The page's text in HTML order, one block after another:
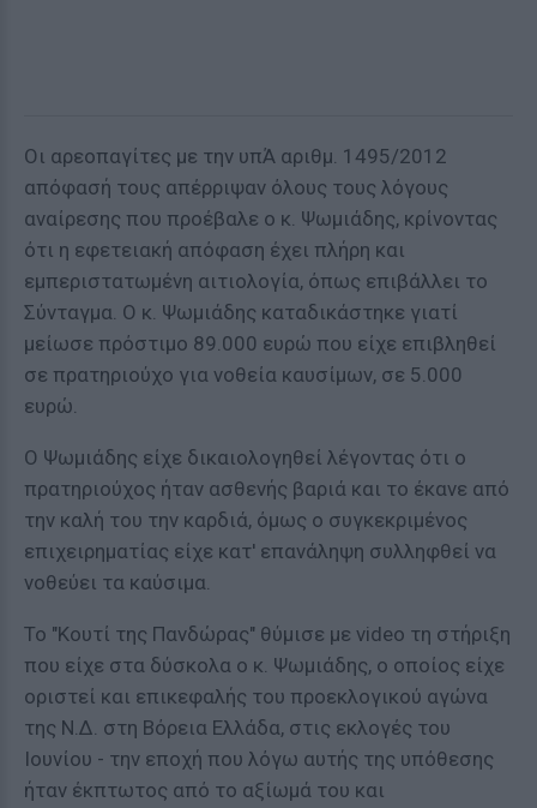
Οι αρεοπαγίτες με την υπΆ αριθμ. 1495/2012
απόφασή τους απέρριψαν όλους τους λόγους
αναίρεσης που προέβαλε ο κ. Ψωμιάδης, κρίνοντας
ότι η εφετειακή απόφαση έχει πλήρη και
εμπεριστατωμένη αιτιολογία, όπως επιβάλλει το
Σύνταγμα. Ο κ. Ψωμιάδης καταδικάστηκε γιατί
μείωσε πρόστιμο 89.000 ευρώ που είχε επιβληθεί
σε πρατηριούχο για νοθεία καυσίμων, σε 5.000
ευρώ.
Ο Ψωμιάδης είχε δικαιολογηθεί λέγοντας ότι ο
πρατηριούχος ήταν ασθενής βαριά και το έκανε από
την καλή του την καρδιά, όμως ο συγκεκριμένος
επιχειρηματίας είχε κατ' επανάληψη συλληφθεί να
νοθεύει τα καύσιμα.
Το "Κουτί της Πανδώρας" θύμισε με video τη στήριξη
που είχε στα δύσκολα ο κ. Ψωμιάδης, ο οποίος είχε
οριστεί και επικεφαλής του προεκλογικού αγώνα
της Ν.Δ. στη Βόρεια Ελλάδα, στις εκλογές του
Ιουνίου - την εποχή που λόγω αυτής της υπόθεσης
ήταν έκπτωτος από το αξίωμά του και